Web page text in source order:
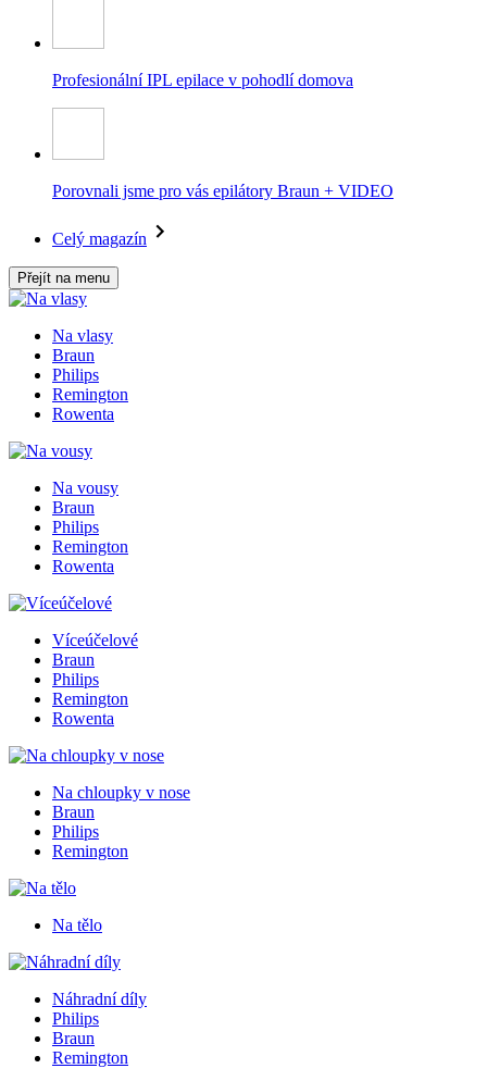
Profesionální IPL epilace v pohodlí domova
Porovnali jsme pro vás epilátory Braun + VIDEO
Celý magazín
Přejít na menu
Na vlasy
Braun
Philips
Remington
Rowenta
Na vousy
Braun
Philips
Remington
Rowenta
Víceúčelové
Braun
Philips
Remington
Rowenta
Na chloupky v nose
Braun
Philips
Remington
Na tělo
Náhradní díly
Philips
Braun
Remington